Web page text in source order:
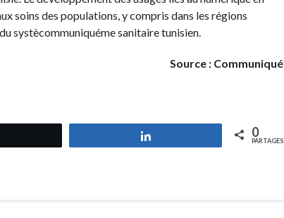
soins des populations, y compris dans les régions
systècommuniquéme sanitaire tunisien.
Source : Communiqué
0
PARTAGES